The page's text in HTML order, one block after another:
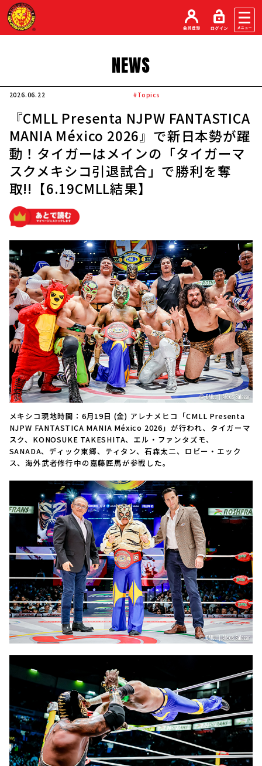
NEWS
2026.06.22 #Topics
『CMLL Presenta NJPW FANTASTICA
MANIA México 2026』で新日本勢が躍
動！タイガーはメインの「タイガーマ
スクメキシコ引退試合」で勝利を奪
取!!【6.19CMLL結果】
メキシコ現地時間：6月19日 (金) アレナメヒコ「CMLL Presenta
NJPW FANTASTICA MANIA México 2026」が行われ、タイガーマ
スク、KONOSUKE TAKESHITA、エル・ファンタズモ、
SANADA、ディック東郷、ティタン、石森太二、ロビー・エック
ス、海外武者修行中の嘉藤匠馬が参戦した。